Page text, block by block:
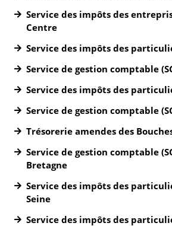
Service des impôts des
Centre
Service des impôts des
Service de gestion comptable
Service des impôts des
Service de gestion comptable
Trésorerie amendes des
Service de gestion comptable
Bretagne
Service des impôts des
Seine
Service des impôts des